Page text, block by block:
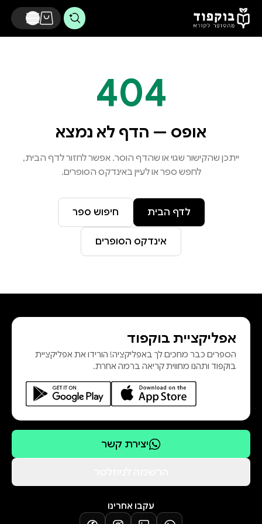
דלג לתוכן הראשי
404
אופס — הדף לא נמצא
ייתכן שהקישור שגוי או שהדף הוסר. אפשר לחזור לדף הבית,
לחפש ספר או לעיין באינדקס הסופרים.
לדף הבית חיפוש ספר
אינדקס הסופרים
אפליקציית בוקפוד
הספרים כבר מחכים לך באפליקציה! הורידו את אפליקציית
בוקפוד ותהנו מחווית קריאה ברמה אחרת.
יצירת קשר
עקבו אחרינו